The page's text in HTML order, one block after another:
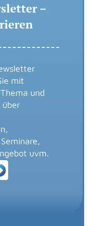
–
mit
und
über
uvm.